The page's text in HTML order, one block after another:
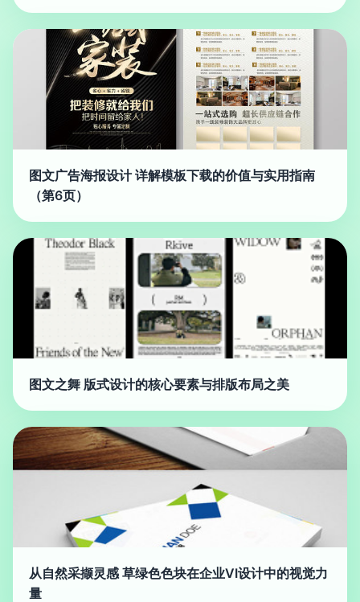
图文广告海报设计 详解模板下载的价值与实用指南
（第6页）
图文之舞 版式设计的核心要素与排版布局之美
从自然采撷灵感 草绿色色块在企业VI设计中的视觉力
量